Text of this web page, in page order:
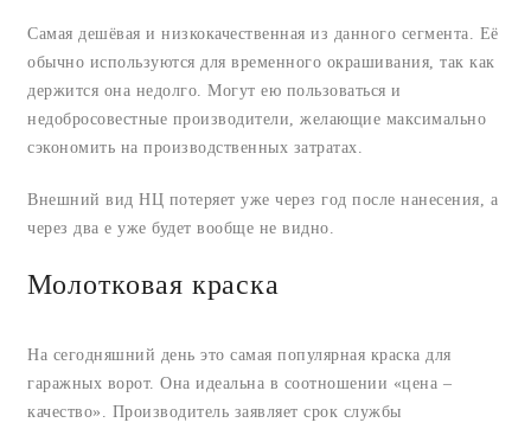
Самая дешёвая и низкокачественная из данного сегмента. Её
обычно используются для временного окрашивания, так как
держится она недолго. Могут ею пользоваться и
недобросовестные производители, желающие максимально
сэкономить на производственных затратах.
Внешний вид НЦ потеряет уже через год после нанесения, а
через два е уже будет вообще не видно.
Молотковая краска
На сегодняшний день это самая популярная краска для
гаражных ворот. Она идеальна в соотношении «цена –
качество». Производитель заявляет срок службы